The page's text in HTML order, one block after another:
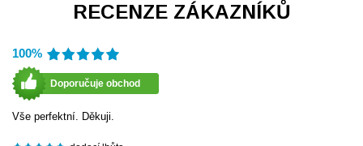
RECENZE ZÁKAZNÍKŮ
100%
Doporučuje obchod
Vše perfektní. Děkuji.